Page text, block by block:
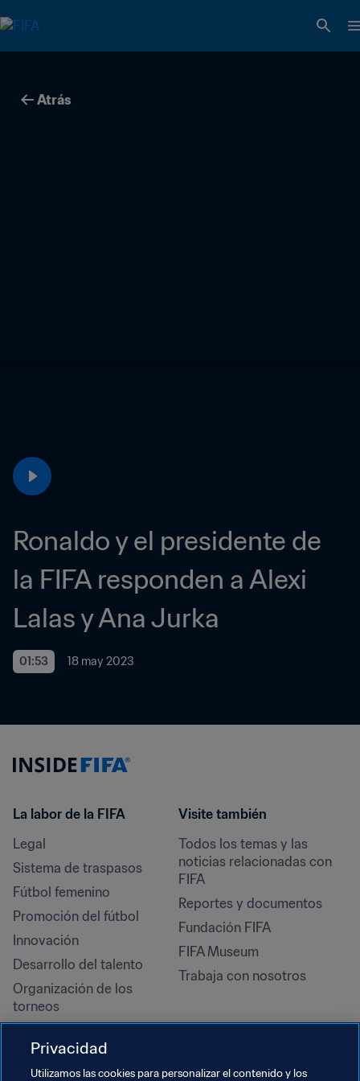
Atrás
Ronaldo y el presidente de
la FIFA responden a Alexi
Lalas y Ana Jurka
01:53 18 may 2023
La labor de la FIFA
Legal
Sistema de traspasos
Fútbol femenino
Promoción del fútbol
Innovación
Desarrollo del talento
Organización de los
torneos
Derechos humanos y lucha
contra la discriminación
Visite también
Todos los temas y las
noticias relacionadas con
FIFA
Reportes y documentos
Fundación FIFA
FIFA Museum
Trabaja con nosotros
Privacidad
Utilizamos las cookies para personalizar el contenido y los